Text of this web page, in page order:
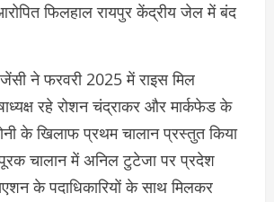
फिलहाल रायपुर केंद्रीय जेल में बंद
ने फरवरी 2025 में राइस मिल
रहे रोशन चंद्राकर और मार्कफेड के
के खिलाफ प्रथम चालान प्रस्तुत किया
चालान में अनिल टुटेजा पर प्रदेश
के पदाधिकारियाें के साथ मिलकर